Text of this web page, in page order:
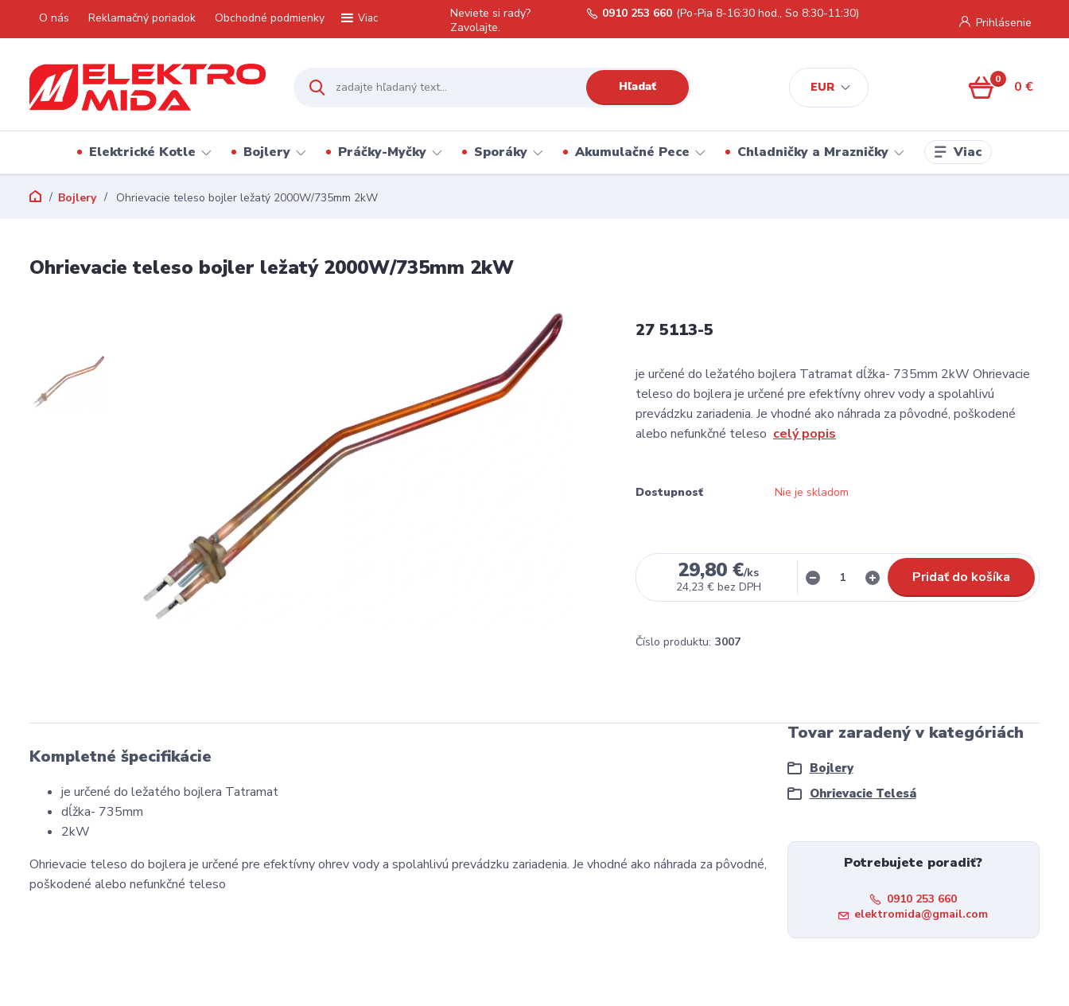
O nás Reklamačný poriadok Obchodné podmienky Viac
EUR
Prihlásenie
Hľadať
Neviete si rady?
Zavolajte.
0910 253 660 (Po-Pia 8-16:30 hod., So 8:30-11:30)
0 0 €
Elektrické Kotle Bojlery Práčky-Myčky Sporáky Akumulačné Pece Chladničky a Mrazničky Viac
Bojlery Ohrievacie teleso bojler ležatý 2000W/735mm 2kW
Ohrievacie teleso bojler ležatý 2000W/735mm 2kW
27 5113-5
je určené do ležatého bojlera Tatramat dĺžka- 735mm 2kW Ohrievacie
teleso do bojlera je určené pre efektívny ohrev vody a spolahlivú
prevádzku zariadenia. Je vhodné ako náhrada za pôvodné, poškodené
alebo nefunkčné teleso celý popis
Dostupnosť Nie je skladom
29,80 €/ks
24,23 € bez DPH
Pridať do košíka
Číslo produktu: 3007
Kompletné špecifikácie
je určené do ležatého bojlera Tatramat
dĺžka- 735mm
2kW
Ohrievacie teleso do bojlera je určené pre efektívny ohrev vody a spolahlivú prevádzku zariadenia. Je vhodné ako náhrada za pôvodné,
poškodené alebo nefunkčné teleso
Tovar zaradený v kategóriách
Bojlery
Ohrievacie Telesá
Potrebujete poradiť?
0910 253 660
elektromida@gmail.com